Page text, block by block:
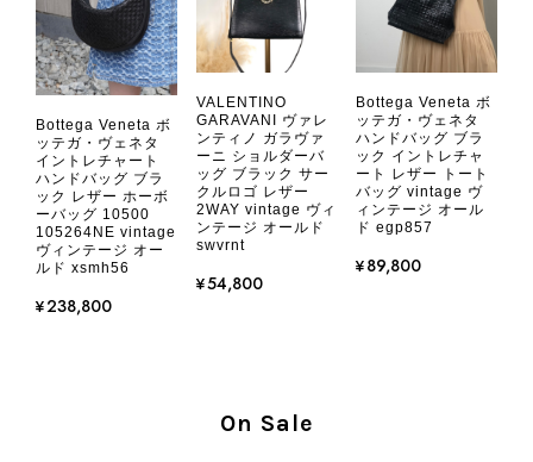
2026/08/05
とても気に入りました、目立たないシャネルのロゴがとてもいい
です
この度はご購入いただき、そして素敵
なレビューをありがとうございます。
じていただけたようで、スタッフ一同
Bottega Veneta ボ
ッテガ・ヴェネタ
イントレチャート
ハンドバッグ ブラ
ック レザー ホーボ
ーバッグ 10500
105264NE vintage
ヴィンテージ オー
ルド xsmh56
¥238,800
VALENTINO
GARAVANI ヴァレ
ンティノ ガラヴァ
ーニ ショルダーバ
ッグ ブラック サー
クルロゴ レザー
2WAY vintage ヴィ
ンテージ オールド
swvrnt
¥54,800
Bottega Veneta ボ
ッテガ・ヴェネタ
ハンドバッグ ブラ
ック イントレチャ
ート レザー トート
バッグ vintage ヴ
ィンテージ オール
ド egp857
¥89,800
On Sale